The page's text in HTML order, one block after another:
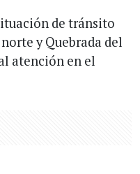
de tránsito
y Quebrada del
atención en el